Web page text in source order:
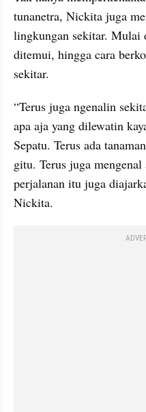
tunanetra, Nickita juga
lingkungan sekitar. Mulai
ditemui, hingga cara
sekitar.
“Terus juga ngenalin
apa aja yang dilewatin
Sepatu. Terus ada
gitu. Terus juga
perjalanan itu juga
Nickita.